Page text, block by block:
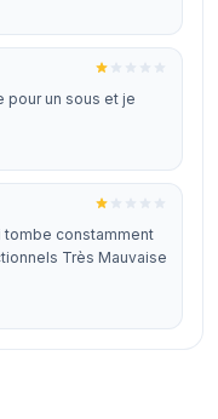
pour un sous et je
tombe constamment
Très Mauvaise